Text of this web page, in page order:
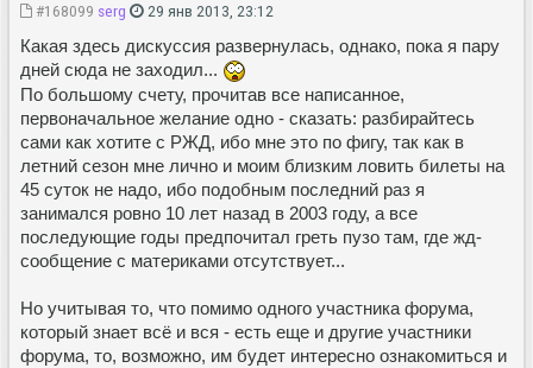
#168099 serg 29 янв 2013, 23:12
Какая здесь дискуссия развернулась, однако, пока я пару
дней сюда не заходил...
По большому счету, прочитав все написанное,
первоначальное желание одно - сказать: разбирайтесь
сами как хотите с РЖД, ибо мне это по фигу, так как в
летний сезон мне лично и моим близким ловить билеты на
45 суток не надо, ибо подобным последний раз я
занимался ровно 10 лет назад в 2003 году, а все
последующие годы предпочитал греть пузо там, где жд-
сообщение с материками отсутствует...
Но учитывая то, что помимо одного участника форума,
который знает всё и вся - есть еще и другие участники
форума, то, возможно, им будет интересно ознакомиться и